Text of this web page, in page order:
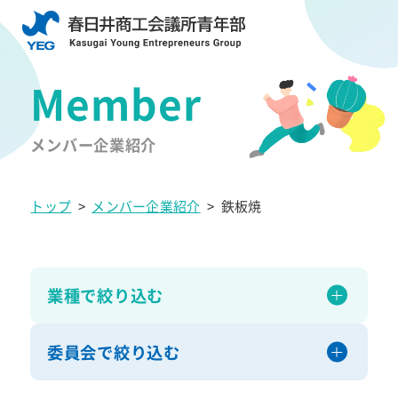
メンバー企業紹介
トップ > メンバー企業紹介 > 鉄板焼
業種で絞り込む
委員会で絞り込む